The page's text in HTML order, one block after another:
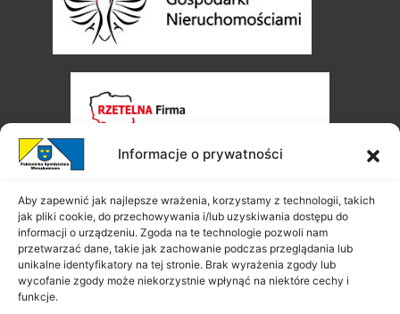
Informacje o prywatności
Aby zapewnić jak najlepsze wrażenia, korzystamy z technologii, takich
jak pliki cookie, do przechowywania i/lub uzyskiwania dostępu do
informacji o urządzeniu. Zgoda na te technologie pozwoli nam
przetwarzać dane, takie jak zachowanie podczas przeglądania lub
unikalne identyfikatory na tej stronie. Brak wyrażenia zgody lub
wycofanie zgody może niekorzystnie wpłynąć na niektóre cechy i
funkcje.